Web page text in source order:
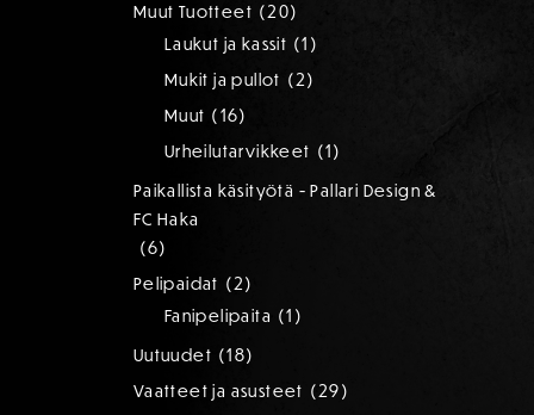
Muut Tuotteet 2020
tuotetta
Laukut ja kassit 1 1
tuote
Mukit ja pullot 22
Muut 1616
tuotetta
Urheilutarvikkeet 11
tuote
Paikallista käsityötä - Pallari Design &
FC Haka
66
tuotetta
Pelipaidat 22
tuotetta
Fanipelipaita 1 1
Uutuudet 1818
tuotetta
Vaatteet ja asusteet 2929